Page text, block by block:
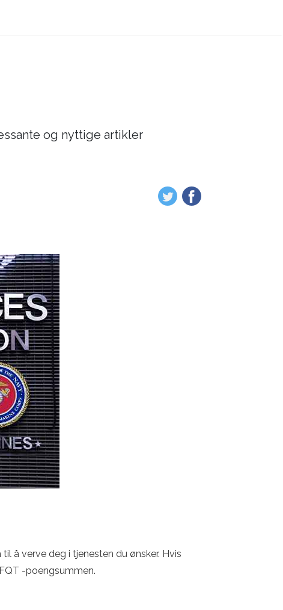
og nyttige artikler
å verve deg i tjenesten du ønsker. Hvis
-poengsummen.